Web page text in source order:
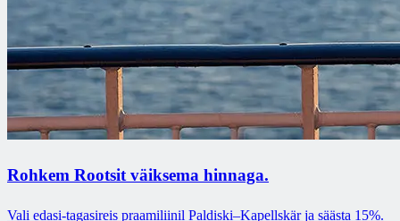
Rohkem Rootsit väiksema hinnaga.
Vali edasi-tagasireis praamiliinil Paldiski–Kapellskär ja säästa 15%.